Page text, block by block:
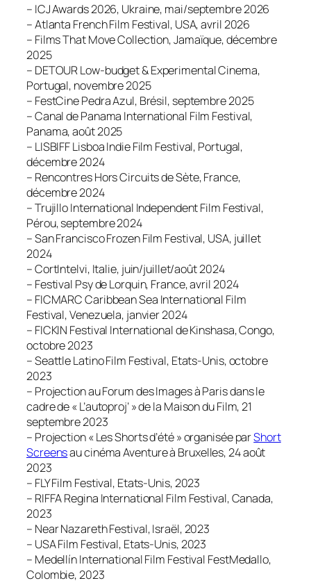
– ICJ Awards 2026, Ukraine, mai/septembre 2026
– Atlanta French Film Festival, USA, avril 2026
– Films That Move Collection, Jamaïque, décembre
2025
– DETOUR Low-budget & Experimental Cinema,
Portugal, novembre 2025
– FestCine Pedra Azul, Brésil, septembre 2025
– Canal de Panama International Film Festival,
Panama, août 2025
– LISBIFF Lisboa Indie Film Festival, Portugal,
décembre 2024
– Rencontres Hors Circuits de Sète, France,
décembre 2024
– Trujillo International Independent Film Festival,
Pérou, septembre 2024
– San Francisco Frozen Film Festival, USA, juillet
2024
– CortIntelvi, Italie, juin/juillet/août 2024
– Festival Psy de Lorquin, France, avril 2024
– FICMARC Caribbean Sea International Film
Festival, Venezuela, janvier 2024
– FICKIN Festival International de Kinshasa, Congo,
octobre 2023
– Seattle Latino Film Festival, Etats-Unis, octobre
2023
– Projection au Forum des Images à Paris dans le
cadre de « L’autoproj’ » de la Maison du Film, 21
septembre 2023
– Projection « Les Shorts d’été » organisée parShort
Screensau cinéma Aventure à Bruxelles, 24 août
2023
– FLY Film Festival, Etats-Unis, 2023
– RIFFA Regina International Film Festival, Canada,
2023
– Near Nazareth Festival, Israël, 2023
– USA Film Festival, Etats-Unis, 2023
– Medellín International Film Festival FestMedallo,
Colombie, 2023